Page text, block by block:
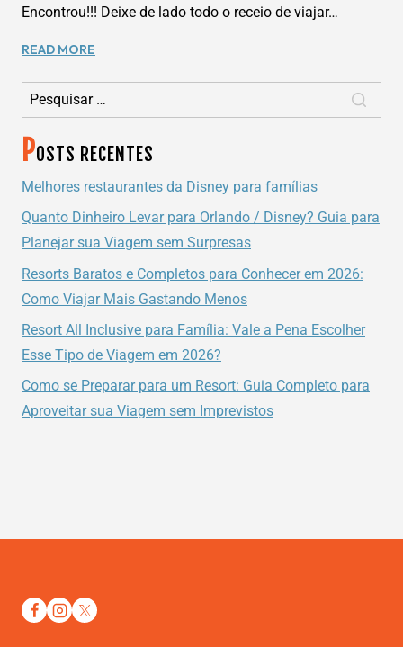
Encontrou!!! Deixe de lado todo o receio de viajar…
READ MORE
MAIO
2023
Pesquisar por:
POSTS RECENTES
Melhores restaurantes da Disney para famílias
Quanto Dinheiro Levar para Orlando / Disney? Guia para
Planejar sua Viagem sem Surpresas
Resorts Baratos e Completos para Conhecer em 2026:
Como Viajar Mais Gastando Menos
Resort All Inclusive para Família: Vale a Pena Escolher
Esse Tipo de Viagem em 2026?
Como se Preparar para um Resort: Guia Completo para
Aproveitar sua Viagem sem Imprevistos